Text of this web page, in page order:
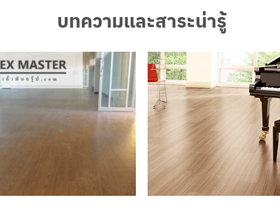
บทความและสาระน่ารู้